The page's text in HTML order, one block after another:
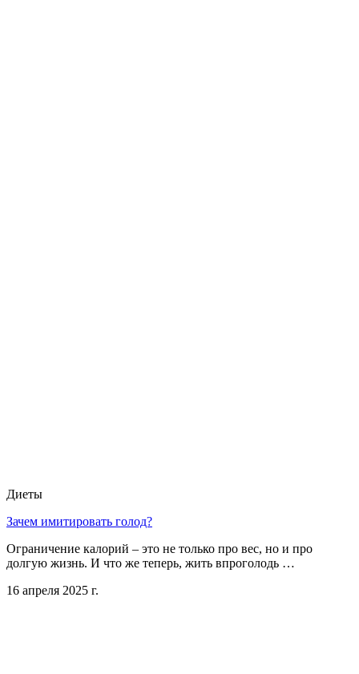
Диеты
Зачем имитировать голод?
Ограничение калорий – это не только про вес, но и про
долгую жизнь. И что же теперь, жить впроголодь …
16 апреля 2025 г.